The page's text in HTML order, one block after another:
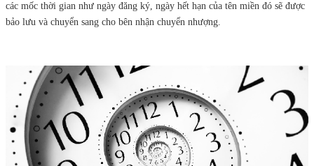
các mốc thời gian như ngày đăng ký, ngày hết hạn của tên miền đó sẽ được
bảo lưu và chuyển sang cho bên nhận chuyển nhượng.